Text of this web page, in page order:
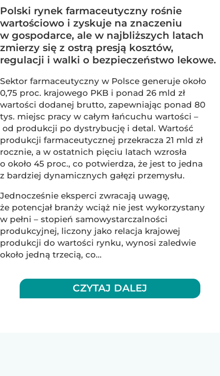
Polski rynek farmaceutyczny rośnie
wartościowo i zyskuje na znaczeniu
w gospodarce, ale w najbliższych latach
zmierzy się z ostrą presją kosztów,
regulacji i walki o bezpieczeństwo lekowe.
Sektor farmaceutyczny w Polsce generuje około
0,75 proc. krajowego PKB i ponad 26 mld zł
wartości dodanej brutto, zapewniając ponad 80
tys. miejsc pracy w całym łańcuchu wartości –
od produkcji po dystrybucję i detal. Wartość
produkcji farmaceutycznej przekracza 21 mld zł
rocznie, a w ostatnich pięciu latach wzrosła
o około 45 proc., co potwierdza, że jest to jedna
z bardziej dynamicznych gałęzi przemysłu.
Jednocześnie eksperci zwracają uwagę,
że potencjał branży wciąż nie jest wykorzystany
w pełni – stopień samowystarczalności
produkcyjnej, liczony jako relacja krajowej
produkcji do wartości rynku, wynosi zaledwie
około jedną trzecią, co...
CZYTAJ DALEJ